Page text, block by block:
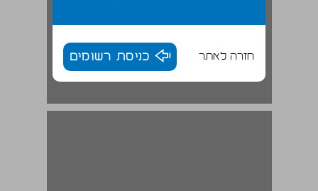
חזרה לאתר כניסת רשומים